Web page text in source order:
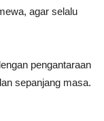
agar selalu
pengantaraan
sepanjang masa.